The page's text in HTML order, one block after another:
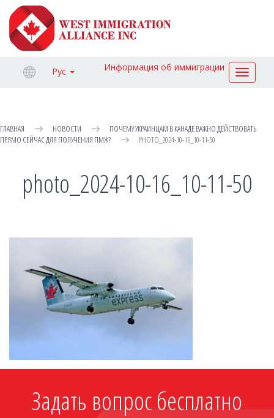
Toggle
Информация об иммиграции
Рус
ГЛАВНАЯ НОВОСТИ
ПОЧЕМУ УКРАИНЦАМ В КАНАДЕ ВАЖНО ДЕЙСТВОВАТЬ
ПРЯМО СЕЙЧАС ДЛЯ ПОЛУЧЕНИЯ ПМЖ?
PHOTO_2024-10-16_10-11-50
photo_2024-10-16_10-11-50
Задать вопрос бесплатно